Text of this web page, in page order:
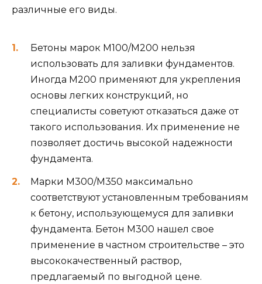
различные его виды.
Бетоны марок M100/M200 нельзя
использовать для заливки фундаментов.
Иногда M200 применяют для укрепления
основы легких конструкций, но
специалисты советуют отказаться даже от
такого использования. Их применение не
позволяет достичь высокой надежности
фундамента.
Марки M300/M350 максимально
соответствуют установленным требованиям
к бетону, использующемуся для заливки
фундамента. Бетон M300 нашел свое
применение в частном строительстве – это
высококачественный раствор,
предлагаемый по выгодной цене.